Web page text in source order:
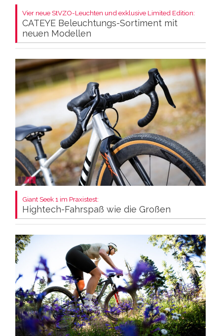
Vier neue StVZO-Leuchten und exklusive Limited Edition:
CATEYE Beleuchtungs-Sortiment mit
neuen Modellen
Giant Seek 1 im Praxistest:
Hightech-Fahrspaß wie die Großen